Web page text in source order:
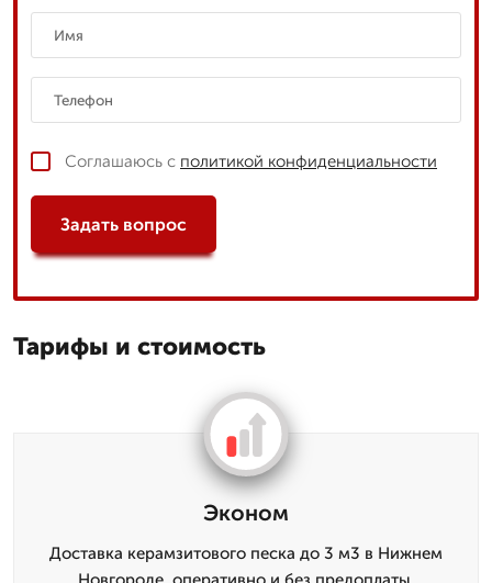
Соглашаюсь с политикой конфиденциальности
Задать вопрос
Тарифы и стоимость
Эконом
Доставка керамзитового песка до 3 м3 в Нижнем